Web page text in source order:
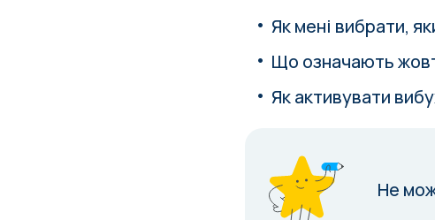
Як мені вибрати,
Що означають
Як активувати
Не